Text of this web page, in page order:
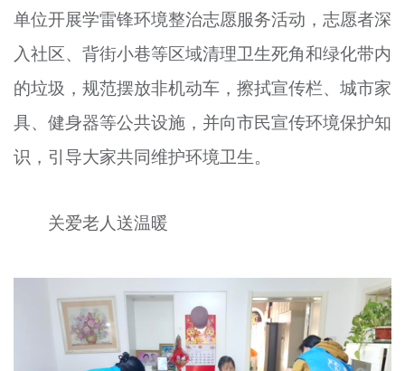
单位开展学雷锋环境整治志愿服务活动，志愿者深
入社区、背街小巷等区域清理卫生死角和绿化带内
的垃圾，规范摆放非机动车，擦拭宣传栏、城市家
具、健身器等公共设施，并向市民宣传环境保护知
识，引导大家共同维护环境卫生。
关爱老人送温暖